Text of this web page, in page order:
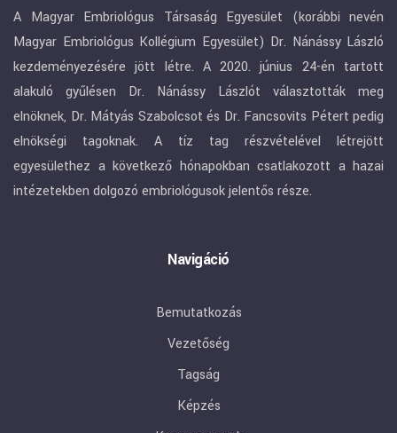
A Magyar Embriológus Társaság Egyesület (korábbi nevén
Magyar Embriológus Kollégium Egyesület) Dr. Nánássy László
kezdeményezésére jött létre. A 2020. június 24-én tartott
alakuló gyűlésen Dr. Nánássy Lászlót választották meg
elnöknek, Dr. Mátyás Szabolcsot és Dr. Fancsovits Pétert pedig
elnökségi tagoknak. A tíz tag részvételével létrejött
egyesülethez a következő hónapokban csatlakozott a hazai
intézetekben dolgozó embriológusok jelentős része.
Navigáció
Bemutatkozás
Vezetőség
Tagság
Képzés